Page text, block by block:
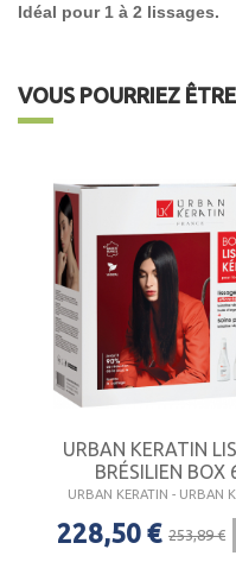
Idéal pour 1 à 2 lissages.
VOUS POURRIEZ
URBAN KERATIN
BRÉSILIEN BOX
URBAN KERATIN - URBAN
228,50 € 253,89 €